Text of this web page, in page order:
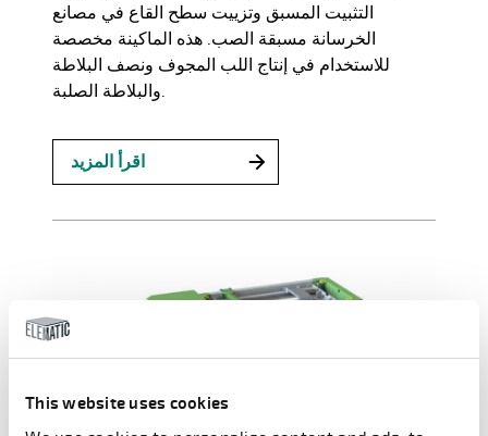
This website uses cookies
التثبيت المسبق وتزييت سطح القاع في مصانع
الخرسانة مسبقة الصب. هذه الماكينة مخصصة
للاستخدام في إنتاج اللب المجوف ونصف البلاطة
والبلاطة الصلبة.
اقرأ المزيد